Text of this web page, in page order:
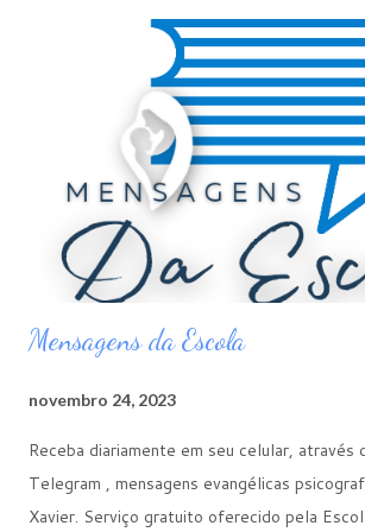
Santa Maria Formosa (Veneza, Itália) Nela
restos mortais de Célia Lúcius / Santa
Marina no interior da Igreja. Abaixo, os
querida Célia. Véu usado por Célia quando
Marinho no Mosteiro em Alexandria. Ruínas
em Roma, Itália. ...
Mensagens da Escola
novembro 24, 2023
Receba diariamente em seu celular, através
Telegram , mensagens evangélicas
Xavier. Serviço gratuito oferecido pela